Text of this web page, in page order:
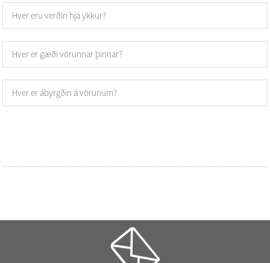
Hver eru verðin hjá ykkur?
Hver er gæði vörunnar þinnar?
Hver er ábyrgðin á vörunum?